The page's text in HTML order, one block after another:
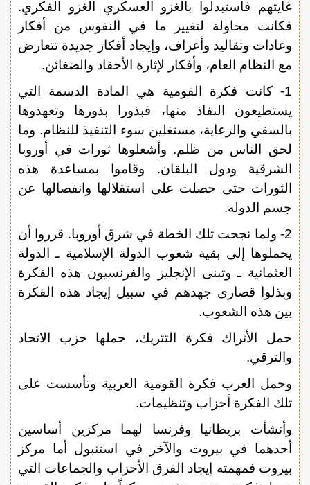
غايتهم فاستبدلوا بالغزو العسكري الغزو الفكري.
فكانت محاولة لتغيير ما في النفوس من أفكار
وعادات وتقاليد وأعراف، وإيجاد أفكار جديدة تتعارض
مع النظام العام، وأفكار لإثارة الأحقاد والضغائن.
1- كانت فكرة القومية هي المادة الدسمة التي
يستطيعون النفاذ منها، فبذورا بذورها وتعهدوها
بالسقي والرعاية، مستغلين سوء التنفيذ للنظام. وما
لحق الناس من ظلم. وأشعلوها ثورات في أوروبا
الشرقية ودول البلقان. وقاموا بمساعدة هذه
الثورات حتى حصلت على استقلالها وانفصالها عن
جسم الدولة.
2- ولما نجحت تلك الخطة في شرق أوروبا. قرروا أن
يحملوها إلى بقية شعوب الدولة الإسلامية ـ الدولة
العثمانية ـ وتبنى الإنجليز والفرنسيون هذه الفكرة
وبذلوا قصارى جهدهم في سبيل إيجاد هذه الفكرة
بين هذه الشعوب.
حمل الأتراك فكرة التتريك، حملها حزب الاتحاد
والترقي.
وحمل العرب فكرة القومية العربية وتأسست على
تلك الفكرة أحزاب وتنظيمات.
وأنشأت بريطانيا وفرنسا لهما مركزين أساسين
أحدهما في بيروت والآخر في استنبول أما مركز
بيروت فمهمته إيجاد الفرق الأحزاب والجماعات التي